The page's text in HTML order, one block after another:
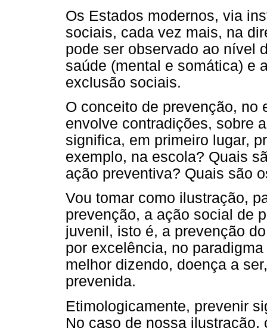
Os Estados modernos, via
sociais, cada vez mais, na
pode ser observado ao nível
saúde (mental e somática) e
exclusão sociais.
O conceito de prevenção, no
envolve contradições, sobre
significa, em primeiro lugar,
exemplo, na escola? Quais
ação preventiva? Quais são
Vou tomar como ilustração,
prevenção, a ação social de
juvenil, isto é, a prevenção
por excelência, no
melhor dizendo, doença a
prevenida.
Etimologicamente, prevenir
No caso de nossa